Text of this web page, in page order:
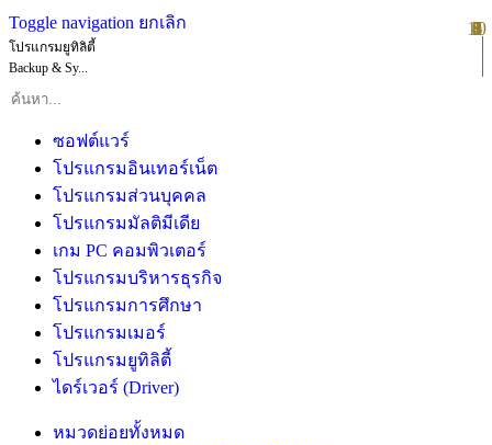
Toggle navigation ยกเลิก
โปรแกรมยูทิลิตี้
Backup & Sy...
ซอฟต์แวร์
โปรแกรมอินเทอร์เน็ต
โปรแกรมส่วนบุคคล
โปรแกรมมัลติมีเดีย
เกม PC คอมพิวเตอร์
โปรแกรมบริหารธุรกิจ
โปรแกรมการศึกษา
โปรแกรมเมอร์
โปรแกรมยูทิลิตี้
ไดร์เวอร์ (Driver)
หมวดย่อยทั้งหมด
1
2
3
4
5
6
7
8
9
10